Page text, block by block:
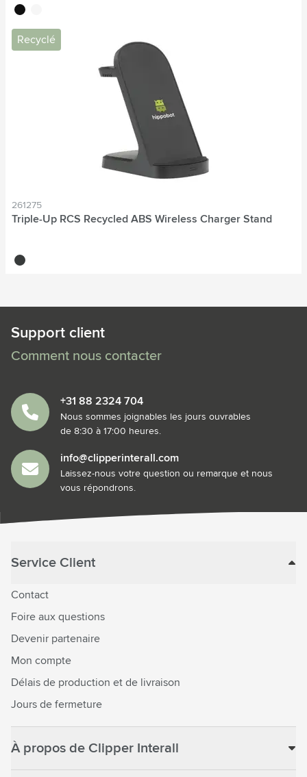
noir
Recyclé
261275
Triple-Up RCS Recycled ABS Wireless Charger Stand
noir
Support client
Comment nous contacter
+31 88 2324 704
Nous sommes joignables les jours ouvrables
de 8:30 à 17:00 heures.
info@clipperinterall.com
Laissez-nous votre question ou remarque et nous
vous répondrons.
Service Client
Contact
Foire aux questions
Devenir partenaire
Mon compte
Délais de production et de livraison
Jours de fermeture
À propos de Clipper Interall